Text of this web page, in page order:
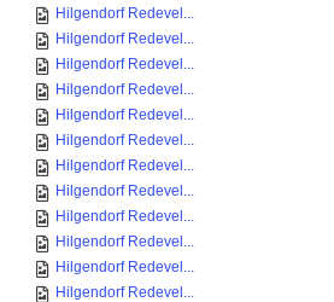
Hilgendorf Redevel...
Hilgendorf Redevel...
Hilgendorf Redevel...
Hilgendorf Redevel...
Hilgendorf Redevel...
Hilgendorf Redevel...
Hilgendorf Redevel...
Hilgendorf Redevel...
Hilgendorf Redevel...
Hilgendorf Redevel...
Hilgendorf Redevel...
Hilgendorf Redevel...